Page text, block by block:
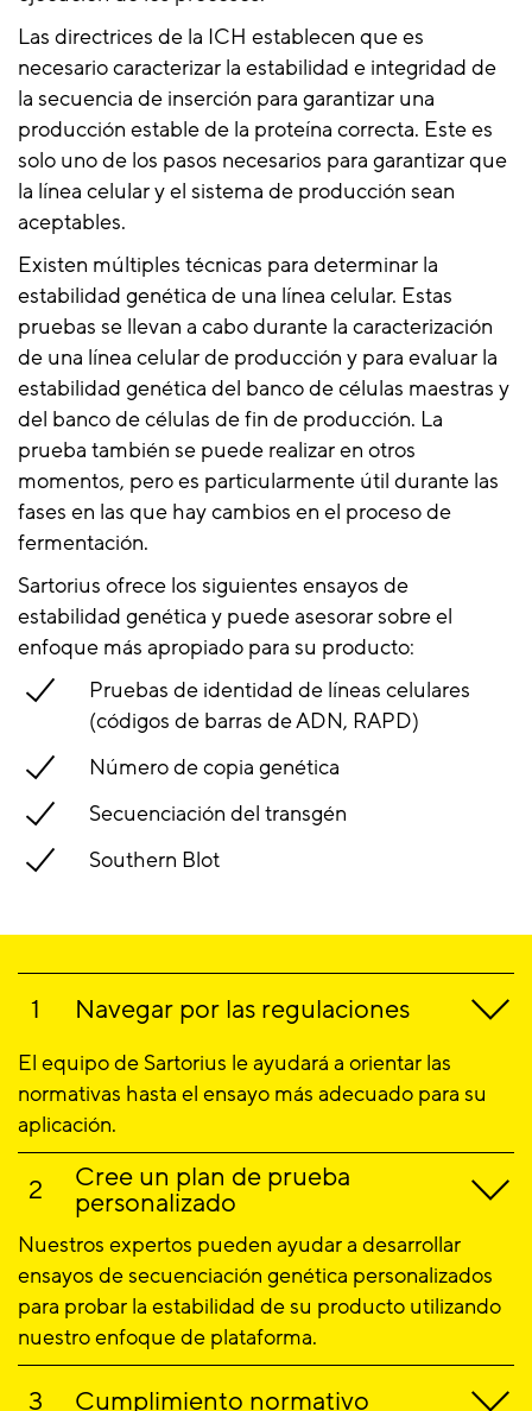
Las directrices de la ICH establecen que es
necesario caracterizar la estabilidad e integridad de
la secuencia de inserción para garantizar una
producción estable de la proteína correcta. Este es
solo uno de los pasos necesarios para garantizar que
la línea celular y el sistema de producción sean
aceptables.
Existen múltiples técnicas para determinar la
estabilidad genética de una línea celular. Estas
pruebas se llevan a cabo durante la caracterización
de una línea celular de producción y para evaluar la
estabilidad genética del banco de células maestras y
del banco de células de fin de producción. La
prueba también se puede realizar en otros
momentos, pero es particularmente útil durante las
fases en las que hay cambios en el proceso de
fermentación.
Sartorius ofrece los siguientes ensayos de
estabilidad genética y puede asesorar sobre el
enfoque más apropiado para su producto:
Pruebas de identidad de líneas celulares
(códigos de barras de ADN, RAPD)
Número de copia genética
Secuenciación del transgén
Southern Blot
Navegar por las regulaciones
El equipo de Sartorius le ayudará a orientar las
normativas hasta el ensayo más adecuado para su
aplicación.
Cree un plan de prueba
personalizado
Nuestros expertos pueden ayudar a desarrollar
ensayos de secuenciación genética personalizados
para probar la estabilidad de su producto utilizando
nuestro enfoque de plataforma.
Cumplimiento normativo